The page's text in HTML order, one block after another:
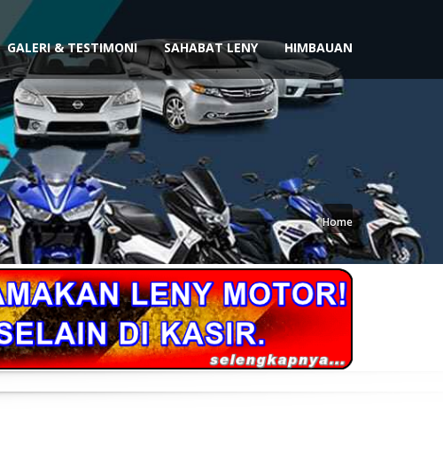
GALERI & TESTIMONI SAHABAT LENY HIMBAUAN
Home